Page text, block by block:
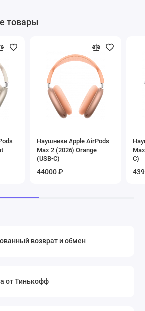
товары
Наушники Apple AirPods
Max 2 (2026) Orange
(USB-C)
44000 ₽
C)
возврат и обмен
от Тинькофф